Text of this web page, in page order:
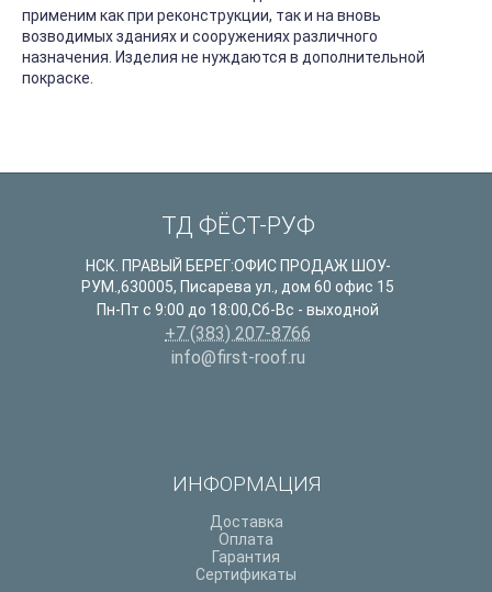
применим как при реконструкции, так и на вновь
возводимых зданиях и сооружениях различного
назначения. Изделия не нуждаются в дополнительной
покраске.
ТД ФЁСТ-РУФ
НСК. ПРАВЫЙ БЕРЕГ:ОФИС ПРОДАЖ ШОУ-
РУМ.,630005, Писарева ул., дом 60 офис 15
Пн-Пт с 9:00 до 18:00,Сб-Вс - выходной
+7 (383) 207-8766
info@first-roof.ru
ИНФОРМАЦИЯ
Доставка
Оплата
Гарантия
Сертификаты